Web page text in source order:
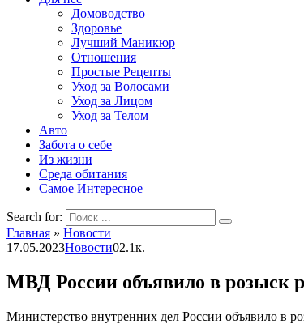
Домоводство
Здоровье
Лучший Маникюр
Отношения
Простые Рецепты
Уход за Волосами
Уход за Лицом
Уход за Телом
Авто
Забота о себе
Из жизни
Среда обитания
Самое Интересное
Search for:
Главная » Новости
17.05.2023Новости02.1к.
МВД России объявило в розыск
Министерство внутренних дел России объявило в